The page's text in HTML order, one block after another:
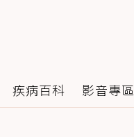
疾病百科 影音專區